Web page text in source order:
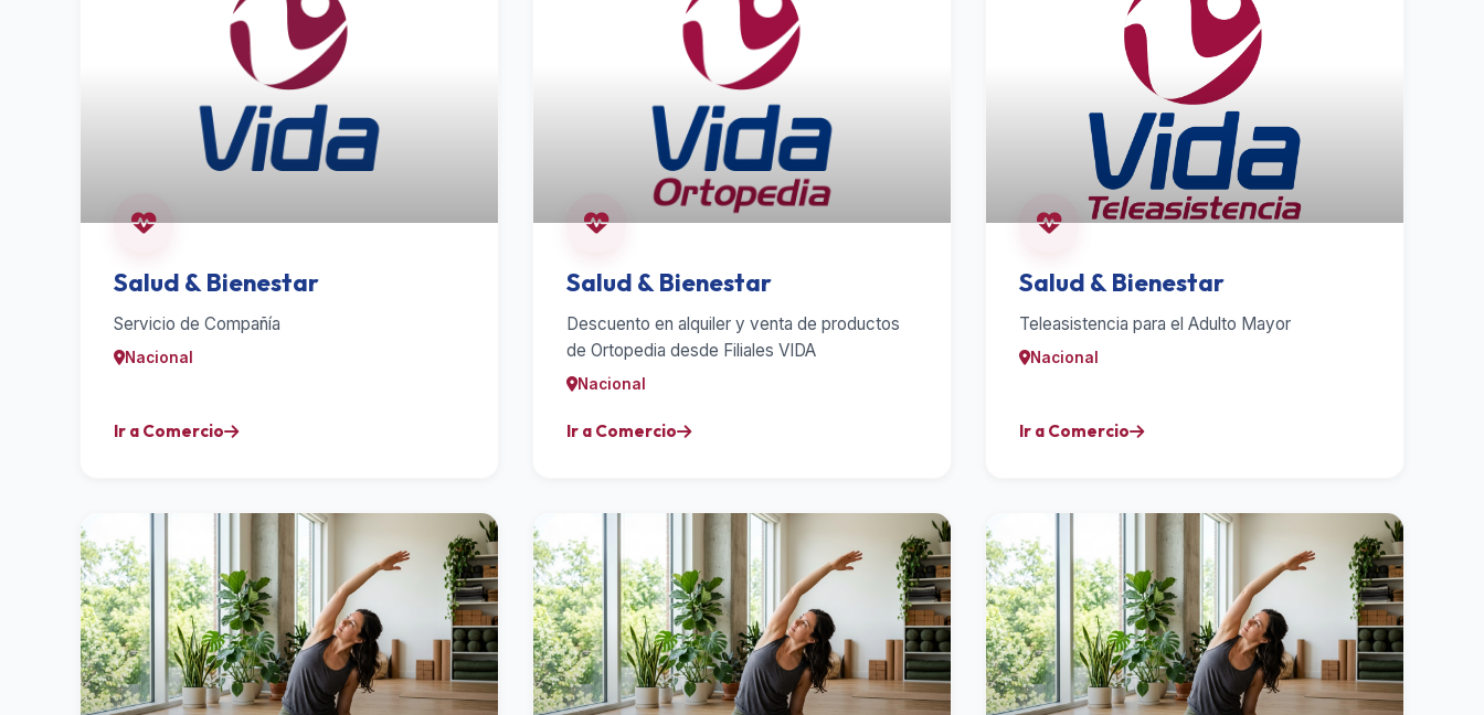
Salud & Bienestar
Servicio de Compañía
Nacional
Ir a Comercio
Salud & Bienestar
Descuento en alquiler y venta de productos
de Ortopedia desde Filiales VIDA
Nacional
Ir a Comercio
Salud & Bienestar
Teleasistencia para el Adulto Mayor
Nacional
Ir a Comercio